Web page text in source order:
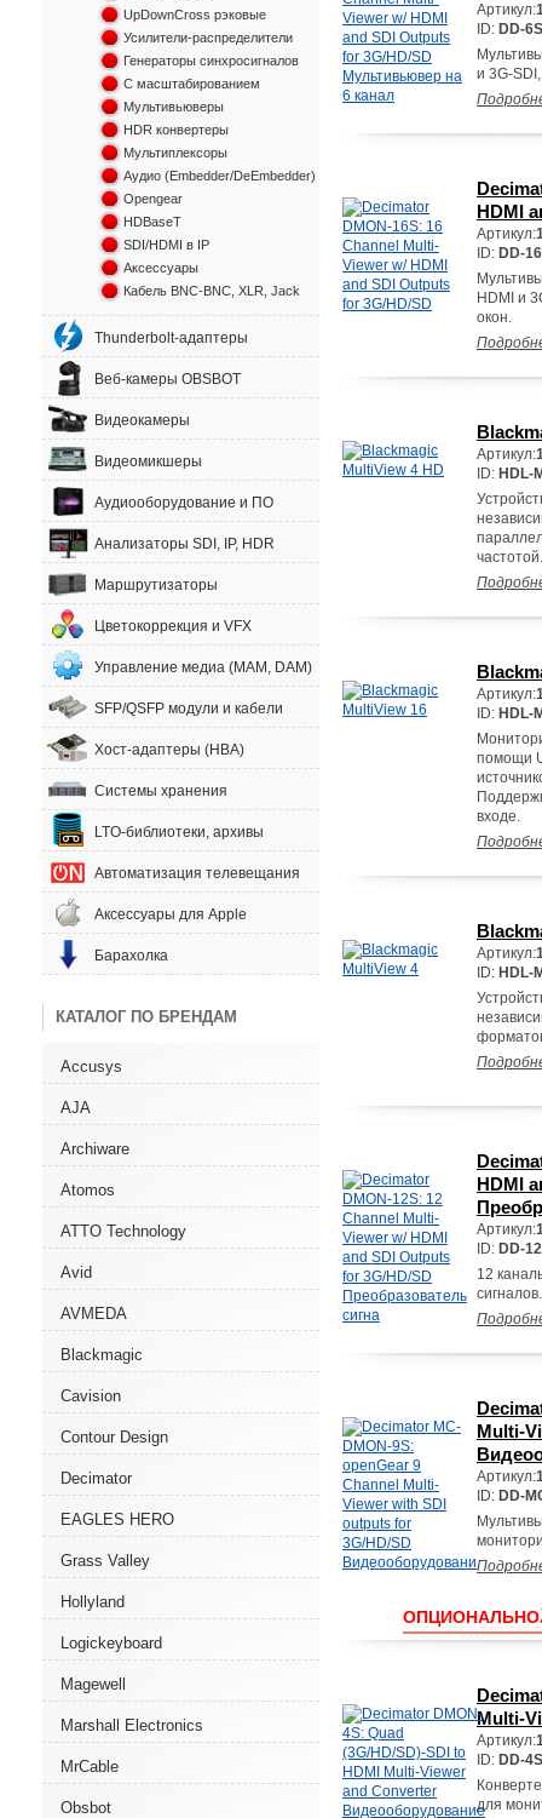
UpDownCross рэковые
Усилители-распределители
Генераторы синхросигналов
С масштабированием
Мультивьюверы
HDR конвертеры
Мультиплексоры
Аудио (Embedder/DeEmbedder)
Opengear
HDBaseT
SDI/HDMI в IP
Аксессуары
Кабель BNC-BNC, XLR, Jack
Thunderbolt-адаптеры
Веб-камеры OBSBOT
Видеокамеры
Видеомикшеры
Аудиооборудование и ПО
Анализаторы SDI, IP, HDR
Маршрутизаторы
Цветокоррекция и VFX
Управление медиа (MAM, DAM)
SFP/QSFP модули и кабели
Хост-адаптеры (HBA)
Системы хранения
LTO-библиотеки, архивы
Автоматизация телевещания
Аксессуары для Apple
Барахолка
КАТАЛОГ ПО БРЕНДАМ
Accusys
AJA
Archiware
Atomos
ATTO Technology
Avid
AVMEDA
Blackmagic
Cavision
Contour Design
Decimator
EAGLES HERO
Grass Valley
Hollyland
Logickeyboard
Magewell
Marshall Electronics
MrCable
Obsbot
Артикул:
ID: DD-6S
и 3G-
HDMI
Артикул:
ID: DD-
HDMI и
окон.
Артикул:
ID: HDL-
частотой.
Артикул:
ID: HDL-
помощи
входе.
Артикул:
ID: HDL-
HDMI
Артикул:
ID: DD-
12
сигналов.
Multi-
Артикул:
ID: DD-
ОПЦИОНАЛЬНО
Multi-
Артикул:
ID: DD-4S
для